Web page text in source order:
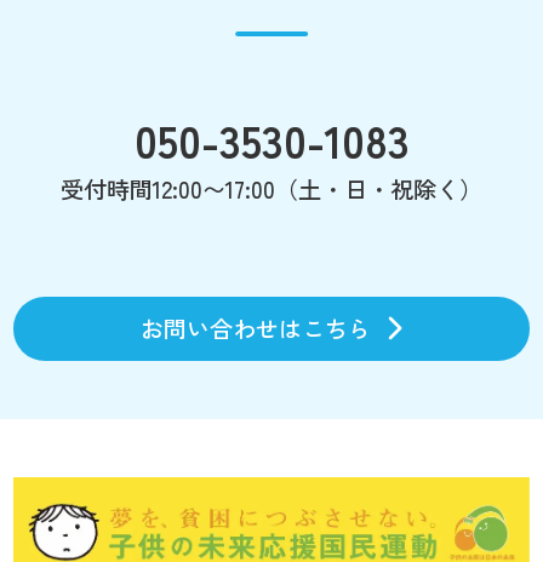
050-3530-1083
受付時間12:00〜17:00（土・日・祝除く）
お問い合わせはこちら